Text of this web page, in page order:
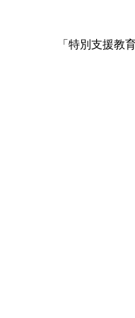
「特別支援教